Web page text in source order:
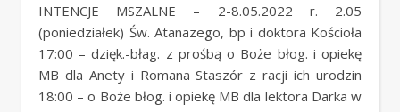
INTENCJE MSZALNE – 2-8.05.2022 r. 2.05
(poniedziałek) Św. Atanazego, bp i doktora Kościoła
17:00 – dzięk.-błag. z prośbą o Boże błog. i opiekę
MB dla Anety i Romana Staszór z racji ich urodzin
18:00 – o Boże błog. i opiekę MB dla lektora Darka w